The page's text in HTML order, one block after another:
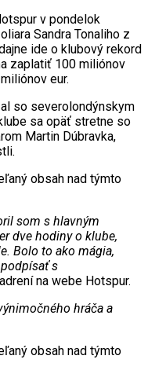
v pondelok
Sandra Tonaliho z
ide o klubový rekord
zaplatiť 100 miliónov
eur.
so severolondýnskym
sa opäť stretne so
Martin Dúbravka,
obsah nad týmto
som s hlavným
dve hodiny o klube,
Bolo to ako mágia,
s
na webe Hotspur.
hráča a
obsah nad týmto